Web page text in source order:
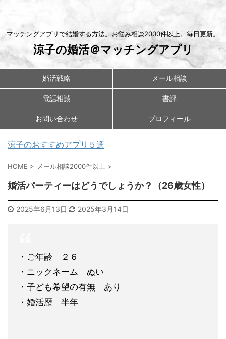
マッチングアプリで結婚する方法。お悩み相談2000件以上。毎日更新。
涼子の婚活＠マッチングアプリ
婚活戦略 メール相談
電話相談 書評
お問い合わせ プロフィール
涼子のおすすめアプリ５選
HOME > メール相談2000件以上 >
婚活パーティーはどうでしょうか？（26歳女性）
2025年6月13日 2025年3月14日
・ご年齢 ２６
・ニックネーム ぬい
・子ども希望の有無 あり
・婚活歴 半年